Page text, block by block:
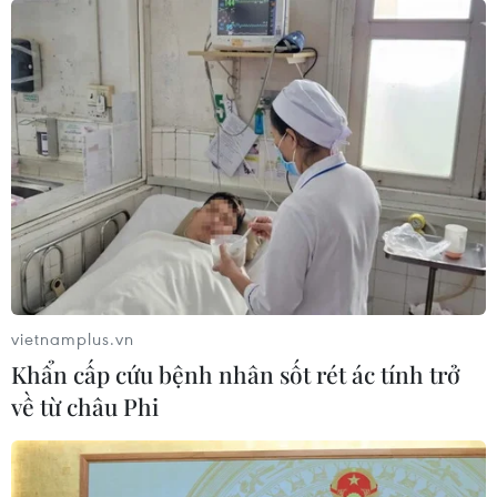
vietnamplus.vn
Khẩn cấp cứu bệnh nhân sốt rét ác tính trở
về từ châu Phi